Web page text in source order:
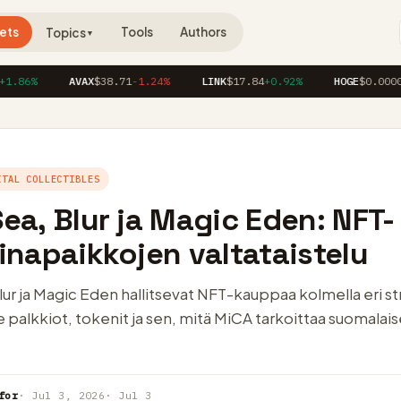
Topics▼ Tools Authors
$38.71-1.24% $17.84+0.92% $0.00004120
COLLECTIBLES
Blur ja Magic Eden: NFT-
valtataistelu
ja Magic Eden hallitsevat NFT-kauppaa kolmella eri
palkkiot, tokenit ja sen, mitä MiCA tarkoittaa
· Jul 3, 2026 · Jul 3